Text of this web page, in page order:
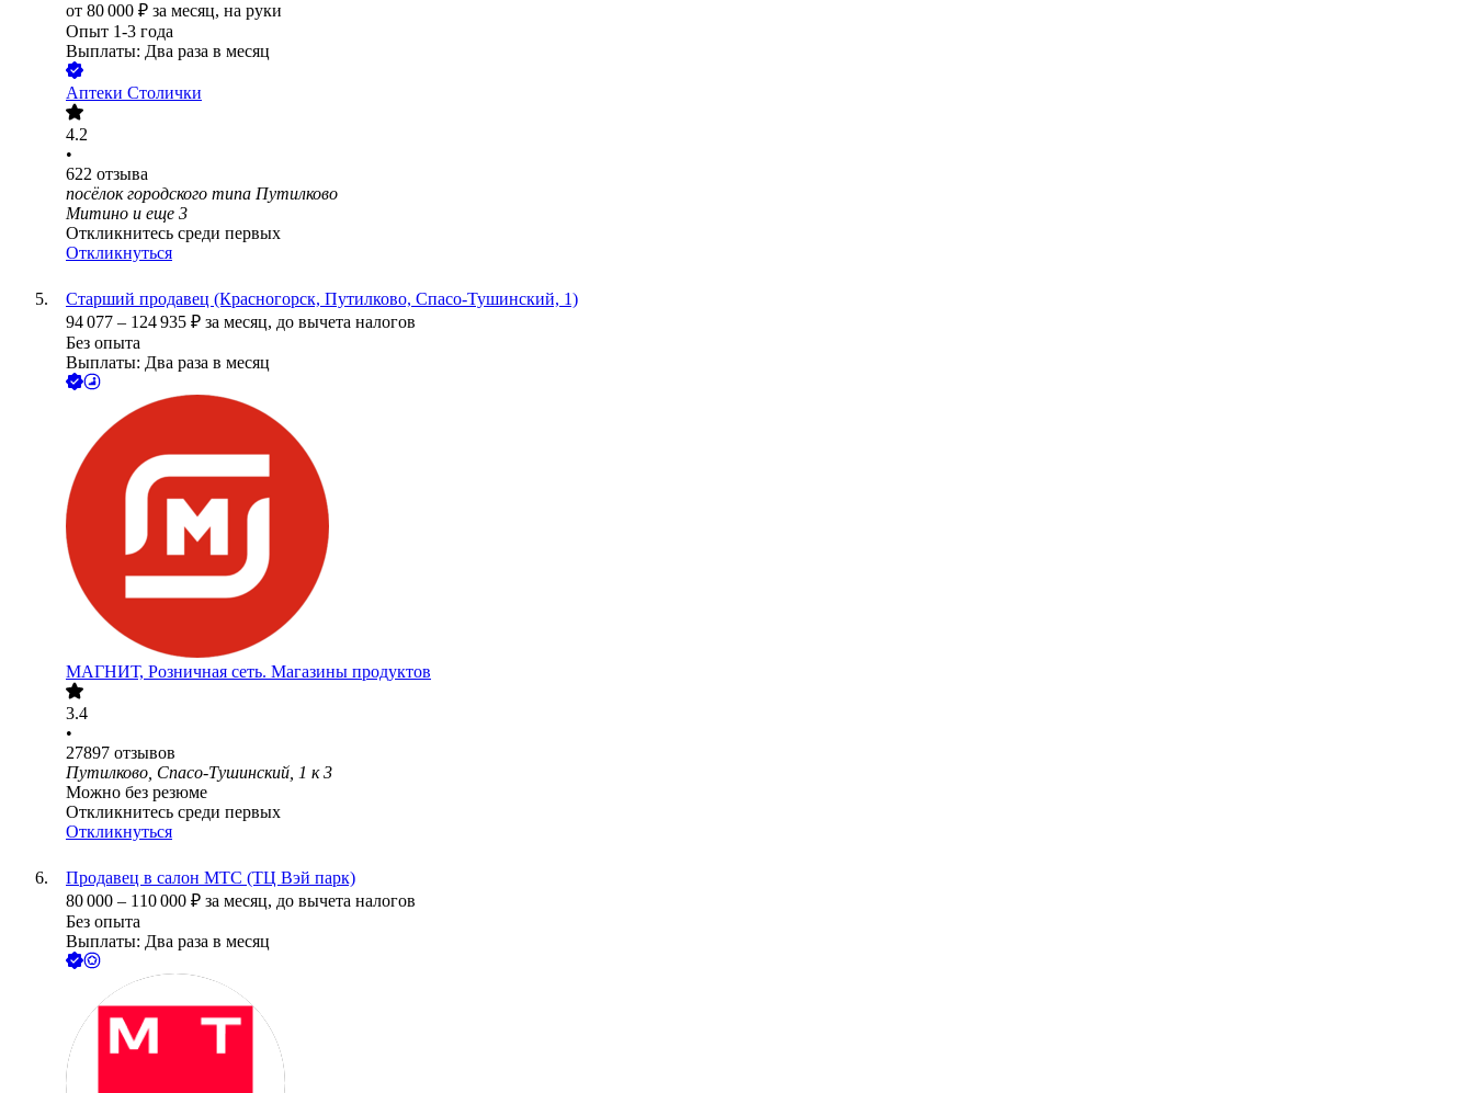
от 80 000 ₽ за месяц, на руки
Опыт 1-3 года
Выплаты: Два раза в месяц
Аптеки Столички
4.2
•
622 отзыва
посёлок городского типа Путилково
Митино и еще 3
Откликнитесь среди первых
Откликнуться
Старший продавец (Красногорск, Путилково, Спасо-Тушинский, 1)
94 077 – 124 935 ₽ за месяц, до вычета налогов
Без опыта
Выплаты: Два раза в месяц
МАГНИТ, Розничная сеть. Магазины продуктов
3.4
•
27897 отзывов
Путилково, Спасо-Тушинский, 1 к 3
Можно без резюме
Откликнитесь среди первых
Откликнуться
Продавец в салон МТС (ТЦ Вэй парк)
80 000 – 110 000 ₽ за месяц, до вычета налогов
Без опыта
Выплаты: Два раза в месяц